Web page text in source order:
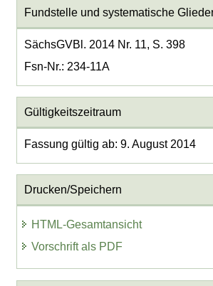
Fundstelle und systematische
SächsGVBl. 2014 Nr. 11, S. 398
Fsn-Nr.: 234-11A
Gültigkeitszeitraum
Fassung gültig ab: 9. August 2014
Drucken/Speichern
HTML-Gesamtansicht
Vorschrift als PDF